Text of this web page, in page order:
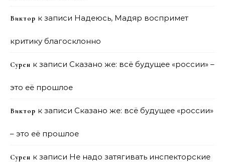
Виктор к записи Надеюсь, Мадяр воспримет
критику благосклонно
Сурен к записи Сказано же: всё будущее «россии» –
это её прошлое
Виктор к записи Сказано же: всё будущее «россии»
– это её прошлое
Сурен к записи Не надо затягивать инспекторские